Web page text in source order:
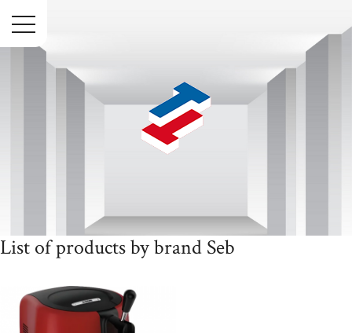
Accueil Marques Seb
List of products by brand Seb